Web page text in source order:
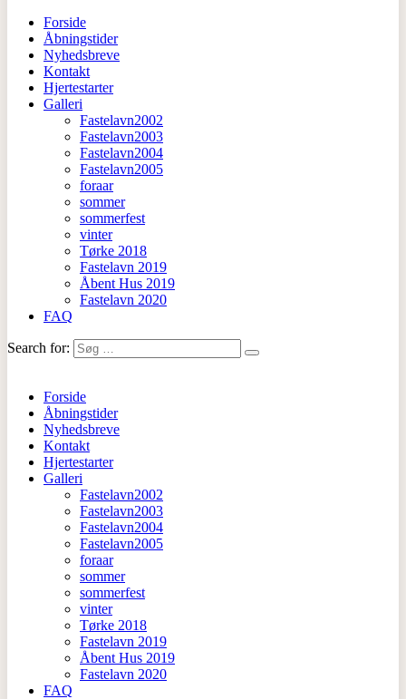
Forside
Åbningstider
Nyhedsbreve
Kontakt
Hjertestarter
Galleri
Fastelavn2002
Fastelavn2003
Fastelavn2004
Fastelavn2005
foraar
sommer
sommerfest
vinter
Tørke 2018
Fastelavn 2019
Åbent Hus 2019
Fastelavn 2020
FAQ
Search for:
Forside
Åbningstider
Nyhedsbreve
Kontakt
Hjertestarter
Galleri
Fastelavn2002
Fastelavn2003
Fastelavn2004
Fastelavn2005
foraar
sommer
sommerfest
vinter
Tørke 2018
Fastelavn 2019
Åbent Hus 2019
Fastelavn 2020
FAQ